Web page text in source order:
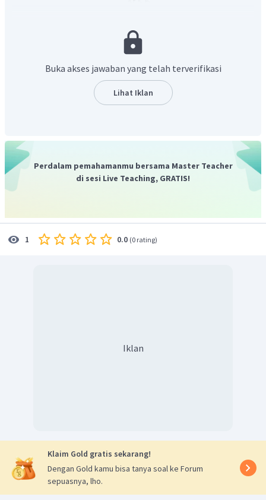
Perhatikan garis bilangan berikut!
Buka akses jawaban yang telah terverifikasi
Lihat Iklan
Perdalam pemahamanmu bersama Master Teacher
di sesi Live Teaching, GRATIS!
1 0.0 (0 rating)
Iklan
Klaim Gold gratis sekarang!
Dengan Gold kamu bisa tanya soal ke Forum
sepuasnya, lho.